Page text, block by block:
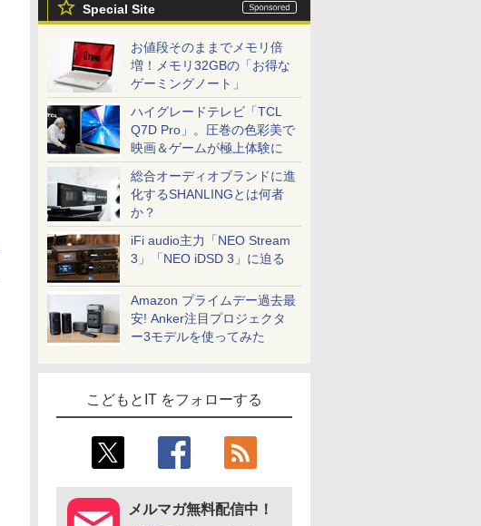
Special Site
お値段そのままでメモリ倍
増！メモリ32GBの「お得な
ゲーミングノート」
ハイグレードテレビ「TCL
Q7D Pro」。圧巻の色彩美で
映画＆ゲームが極上体験に
総合オーディオブランドに進
化するSHANLINGとは何者
か？
iFi audio主力「NEO Stream
3」「NEO iDSD 3」に迫る
Amazon プライムデー過去最
安! Anker注目プロジェクタ
ー3モデルを使ってみた
こどもとIT をフォローする
メルマガ無料配信中！